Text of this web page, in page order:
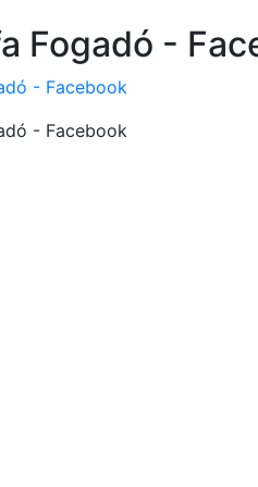
Fogadó -
- Facebook
- Facebook